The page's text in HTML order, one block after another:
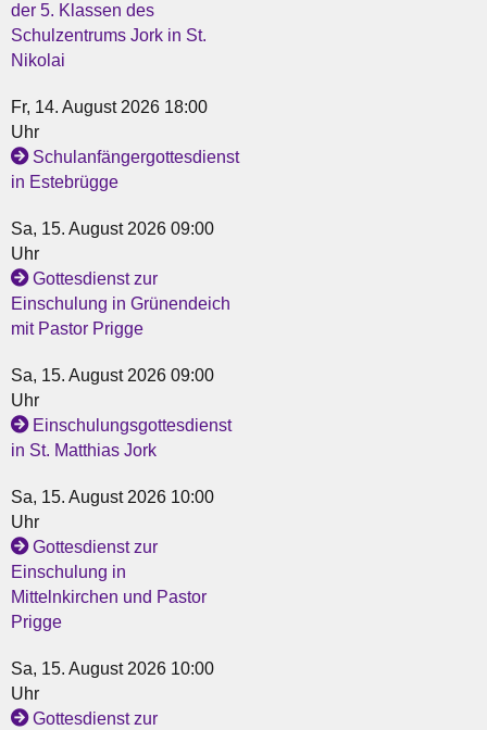
der 5. Klassen des
Schulzentrums Jork in St.
Nikolai
Fr, 14. August 2026 18:00
Uhr
Schulanfängergottesdienst
in Estebrügge
Sa, 15. August 2026 09:00
Uhr
Gottesdienst zur
Einschulung in Grünendeich
mit Pastor Prigge
Sa, 15. August 2026 09:00
Uhr
Einschulungsgottesdienst
in St. Matthias Jork
Sa, 15. August 2026 10:00
Uhr
Gottesdienst zur
Einschulung in
Mittelnkirchen und Pastor
Prigge
Sa, 15. August 2026 10:00
Uhr
Gottesdienst zur